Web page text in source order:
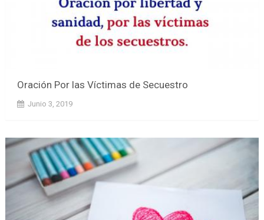
Oración Por las Víctimas de Secuestro
Junio 3, 2019